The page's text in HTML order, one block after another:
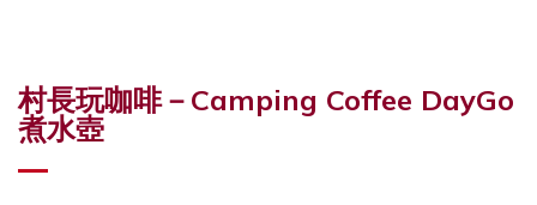
村長玩咖啡－Camping Coffee DayGo
煮水壺